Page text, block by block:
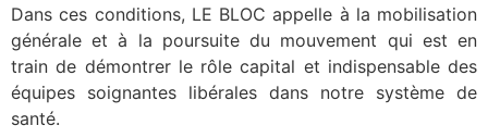
Dans ces conditions, LE BLOC appelle à la mobilisation
générale et à la poursuite du mouvement qui est en
train de démontrer le rôle capital et indispensable des
équipes soignantes libérales dans notre système de
santé.